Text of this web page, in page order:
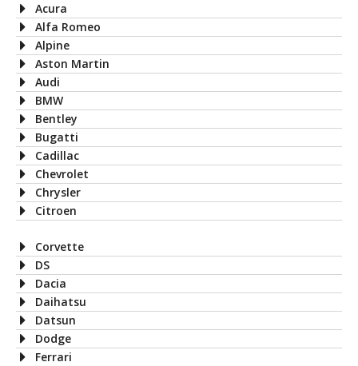
Acura
Alfa Romeo
Alpine
Aston Martin
Audi
BMW
Bentley
Bugatti
Cadillac
Chevrolet
Chrysler
Citroen
Corvette
DS
Dacia
Daihatsu
Datsun
Dodge
Ferrari